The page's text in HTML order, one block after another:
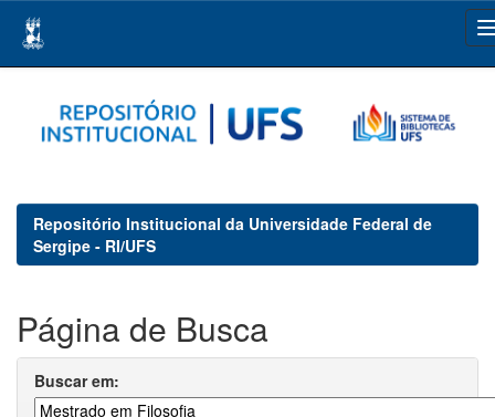
navigation
Repositório Institucional da Universidade Federal de
Sergipe - RI/UFS
Página de Busca
Buscar em: